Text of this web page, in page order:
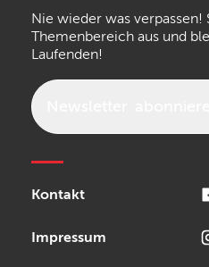
Walrus Audio
Nie wieder was
Themenbereich aus und
Laufenden!
Kontakt
Impressum